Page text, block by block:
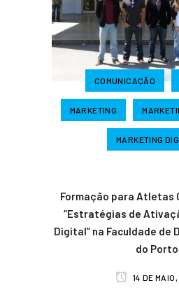
COMUNICAÇÃO
MARKETING
MARKETING
Formação para Atletas
“Estratégias de
Digital” na Faculdade de
do Porto
14 DE